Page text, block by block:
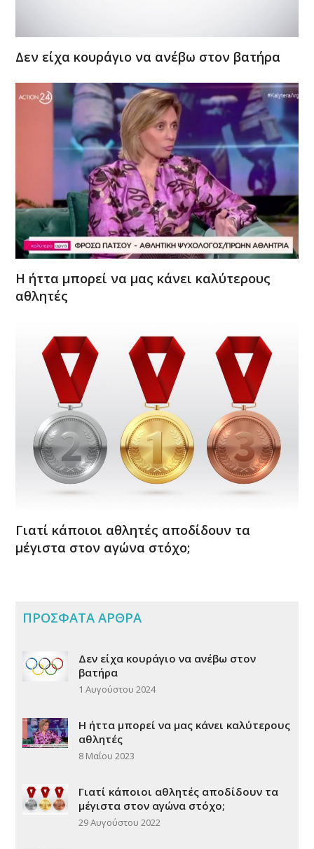
Δεν είχα κουράγιο να ανέβω στον βατήρα
Η ήττα μπορεί να μας κάνει καλύτερους
αθλητές
Γιατί κάποιοι αθλητές αποδίδουν τα
μέγιστα στον αγώνα στόχο;
ΠΡΟΣΦΑΤΑ ΑΡΘΡΑ
Δεν είχα κουράγιο να ανέβω στον
βατήρα
1 Αυγούστου 2024
Η ήττα μπορεί να μας κάνει καλύτερους
αθλητές
8 Μαΐου 2023
Γιατί κάποιοι αθλητές αποδίδουν τα
μέγιστα στον αγώνα στόχο;
29 Αυγούστου 2022